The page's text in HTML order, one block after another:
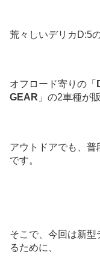
荒々しいデリカD:5
オフロード寄りの「
GEAR 」の2車種が
アウトドアでも、普
です。
そこで、今回は新
るために、